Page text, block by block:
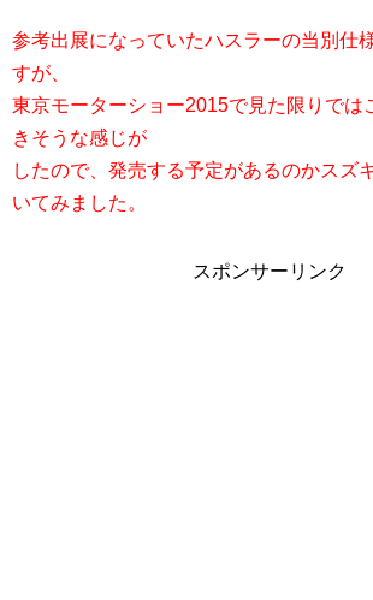
参考出展になっていたハスラーの当別仕
すが、
東京モーターショー2015で見た限りでは
きそうな感じが
したので、発売する予定があるのかスズ
いてみました。
スポンサーリンク